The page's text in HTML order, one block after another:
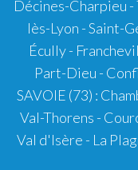
Décines-Charpieu -
lès-Lyon - Saint-
Écully -
Part-Dieu -
SAVOIE (73) :
Val-Thorens -
Val d'Isère - La